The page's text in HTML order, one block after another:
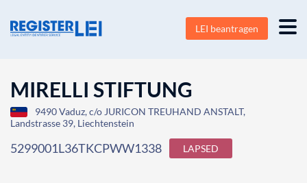
LEI beantragen
MIRELLI STIFTUNG
9490 Vaduz, c/o JURICON TREUHAND ANSTALT,
Landstrasse 39, Liechtenstein
5299001L36TKCPWW1338 LAPSED